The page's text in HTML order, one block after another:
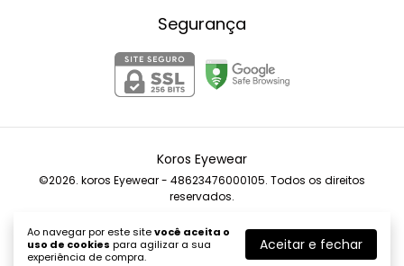
Ao navegar por este sitevocê aceita o
uso de cookies para agilizar a sua
experiência de compra.
Aceitar e fechar
Segurança
Koros Eyewear
©2026. koros Eyewear - 48623476000105. Todos os direitos
reservados.